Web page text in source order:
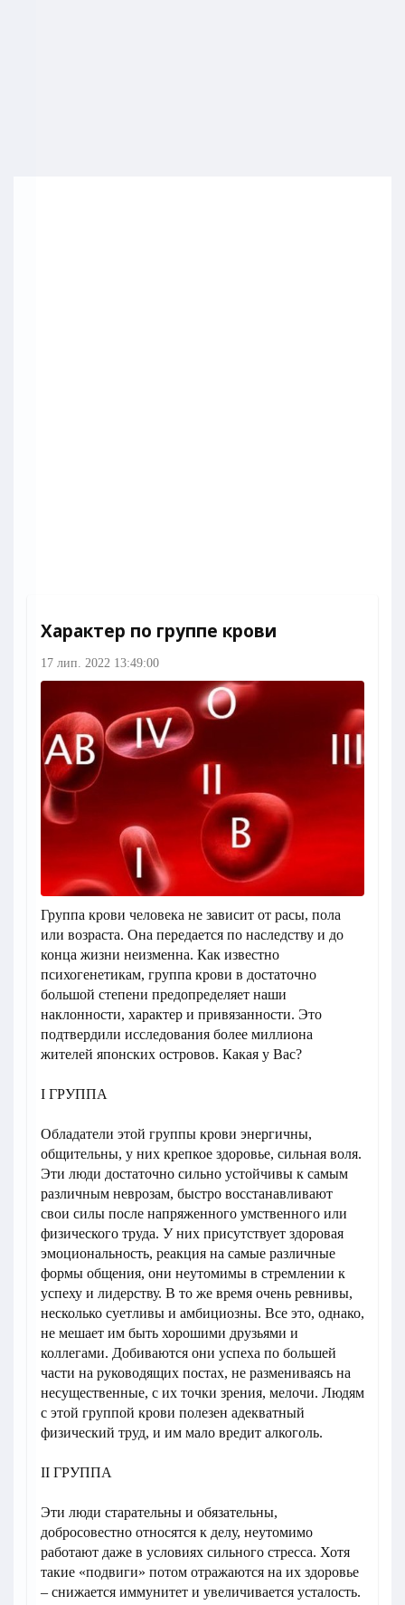
Характер по группе крови
17 лип. 2022 13:49:00
Группа крови человека не зависит от расы, пола
или возраста. Она передается по наследству и до
конца жизни неизменна. Как известно
психогенетикам, группа крови в достаточно
большой степени предопределяет наши
наклонности, характер и привязанности. Это
подтвердили исследования более миллиона
жителей японских островов. Какая у Вас?
I ГРУППА
Обладатели этой группы крови энергичны,
общительны, у них крепкое здоровье, сильная воля.
Эти люди достаточно сильно устойчивы к самым
различным неврозам, быстро восстанавливают
свои силы после напряженного умственного или
физического труда. У них присутствует здоровая
эмоциональность, реакция на самые различные
формы общения, они неутомимы в стремлении к
успеху и лидерству. В то же время очень ревнивы,
несколько суетливы и амбициозны. Все это, однако,
не мешает им быть хорошими друзьями и
коллегами. Добиваются они успеха по большей
части на руководящих постах, не размениваясь на
несущественные, с их точки зрения, мелочи. Людям
с этой группой крови полезен адекватный
физический труд, и им мало вредит алкоголь.
II ГРУППА
Эти люди старательны и обязательны,
добросовестно относятся к делу, неутомимо
работают даже в условиях сильного стресса. Хотя
такие «подвиги» потом отражаются на их здоровье
– снижается иммунитет и увеличивается усталость.